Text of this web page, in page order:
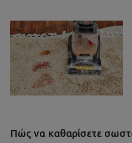
Πώς να καθαρίσετε